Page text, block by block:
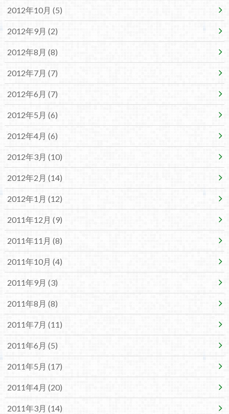
2012年10月 (5)
2012年9月 (2)
2012年8月 (8)
2012年7月 (7)
2012年6月 (7)
2012年5月 (6)
2012年4月 (6)
2012年3月 (10)
2012年2月 (14)
2012年1月 (12)
2011年12月 (9)
2011年11月 (8)
2011年10月 (4)
2011年9月 (3)
2011年8月 (8)
2011年7月 (11)
2011年6月 (5)
2011年5月 (17)
2011年4月 (20)
2011年3月 (14)